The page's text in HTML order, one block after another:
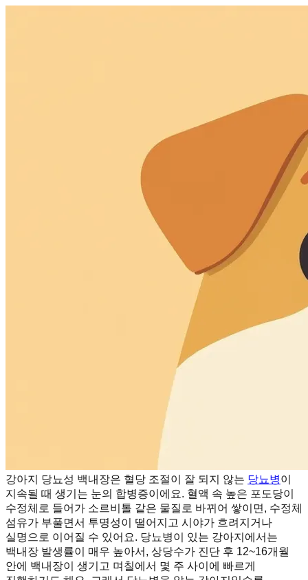
강아지 당뇨성 백내장은 혈당 조절이 잘 되지 않는 당뇨병이
지속될 때 생기는 눈의 합병증이에요. 혈액 속 높은 포도당이
수정체로 들어가 소르비톨 같은 물질로 바뀌어 쌓이면, 수정체
섬유가 부풀면서 투명성이 떨어지고 시야가 흐려지거나
실명으로 이어질 수 있어요. 당뇨병이 있는 강아지에서는
백내장 발생률이 매우 높아서, 상당수가 진단 후 12~16개월
안에 백내장이 생기고 며칠에서 몇 주 사이에 빠르게